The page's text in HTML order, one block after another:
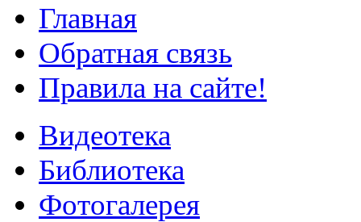
Главная
Обратная связь
Правила на сайте!
Видеотека
Библиотека
Фотогалерея